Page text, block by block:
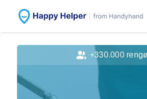
+330.000